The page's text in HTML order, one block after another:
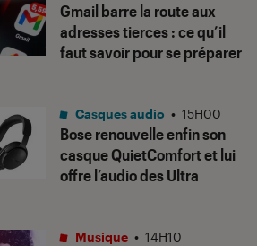
Gmail barre la route aux
adresses tierces : ce qu’il
faut savoir pour se préparer
Bose renouvelle enfin son
casque QuietComfort et lui
offre l’audio des Ultra
Casques audio • 15H00
Musique • 14H10